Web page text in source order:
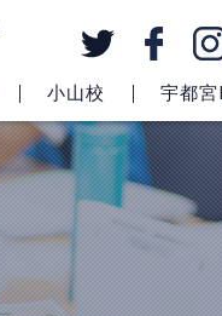
小山校 宇都